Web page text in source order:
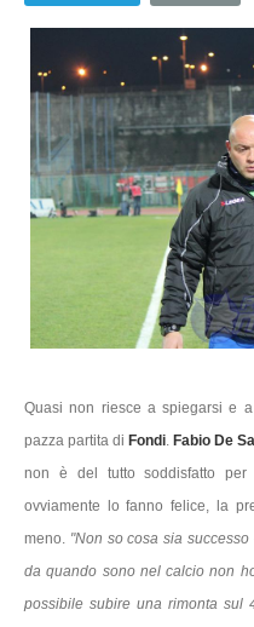
Quasi non riesce a spiegarsi e
pazza partita di Fondi. Fabio De
non è del tutto soddisfatto
ovviamente lo fanno felice, la
meno. "Non so cosa sia successo
da quando sono nel calcio non
possibile subire una rimonta sul